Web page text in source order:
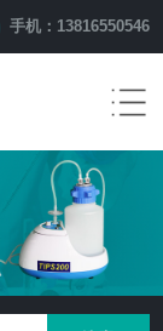
手机：13816550546